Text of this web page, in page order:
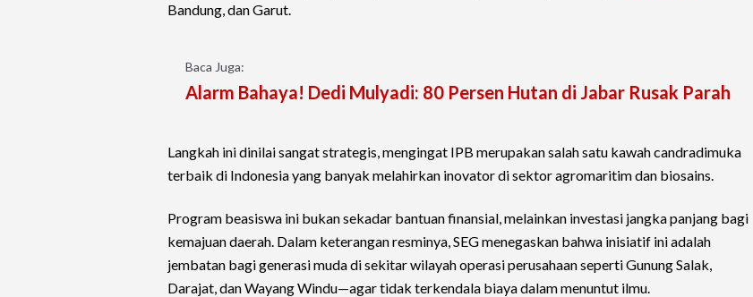
Bandung, dan Garut.
Baca Juga:
Alarm Bahaya! Dedi Mulyadi: 80 Persen Hutan di Jabar Rusak Parah
Langkah ini dinilai sangat strategis, mengingat IPB merupakan salah satu kawah candradimuka
terbaik di Indonesia yang banyak melahirkan inovator di sektor agromaritim dan biosains.
Program beasiswa ini bukan sekadar bantuan finansial, melainkan investasi jangka panjang bagi
kemajuan daerah. Dalam keterangan resminya, SEG menegaskan bahwa inisiatif ini adalah
jembatan bagi generasi muda di sekitar wilayah operasi perusahaan seperti Gunung Salak,
Darajat, dan Wayang Windu—agar tidak terkendala biaya dalam menuntut ilmu.